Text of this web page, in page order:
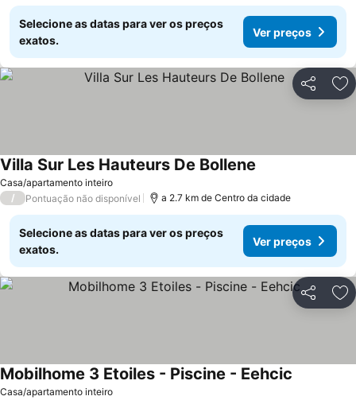
Selecione as datas para ver os preços
exatos.
Ver preços
Partilhar
Casa/apartamento inteiro
Villa Sur Les Hauteurs De Bollene
/ Pontuação não disponível a 2.7 km de Centro da cidade
Selecione as datas para ver os preços
exatos.
Ver preços
Partilhar
Casa/apartamento inteiro
Mobilhome 3 Etoiles - Piscine - Eehcic